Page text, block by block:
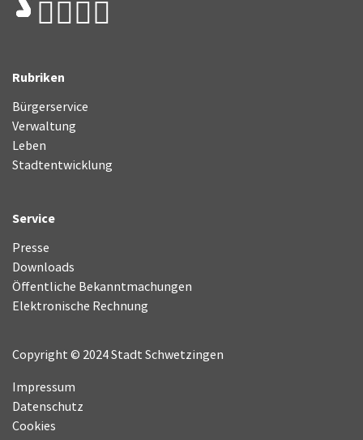
Rubriken
Bürgerservice
Verwaltung
Leben
Stadtentwicklung
Service
Presse
Downloads
Öffentliche Bekanntmachungen
Elektronische Rechnung
Copyright © 2024 Stadt Schwetzingen
Impressum
Datenschutz
Cookies